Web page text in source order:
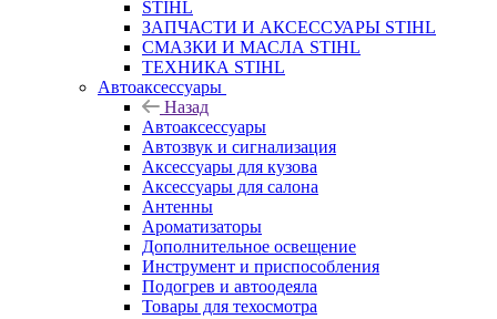
STIHL
ЗАПЧАСТИ И АКСЕССУАРЫ STIHL
СМАЗКИ И МАСЛА STIHL
ТЕХНИКА STIHL
Автоаксессуары
Назад
Автоаксессуары
Автозвук и сигнализация
Аксессуары для кузова
Аксессуары для салона
Антенны
Ароматизаторы
Дополнительное освещение
Инструмент и приспособления
Подогрев и автоодеяла
Товары для техосмотра